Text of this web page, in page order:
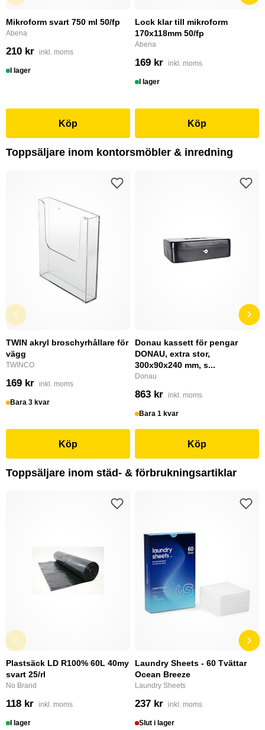
Mikroform svart 750 ml 50/fp
Abena
210 kr inkl. moms
I lager
Köp
Lock klar till mikroform
170x118mm 50/fp
Abena
169 kr inkl. moms
I lager
Köp
Toppsäljare inom kontorsmöbler & inredning
TWIN akryl broschyrhållare för
vägg
TWINCO
169 kr inkl. moms
Bara 3 kvar
Köp
Donau kassett för pengar
DONAU, extra stor,
300x90x240 mm, s...
Donau
863 kr inkl. moms
Bara 1 kvar
Köp
Toppsäljare inom städ- & förbrukningsartiklar
Plastsäck LD R100% 60L 40my
svart 25/rl
No Brand
118 kr inkl. moms
I lager
Laundry Sheets - 60 Tvättar
Ocean Breeze
Laundry Sheets
237 kr inkl. moms
Slut i lager